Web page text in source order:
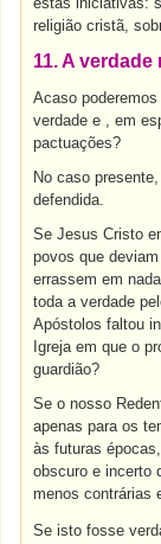
religião cristã,
11. A
Acaso
verdade e , em
pactuações?
No caso
defendida.
Se Jesus Cristo
povos que
errassem em
toda a verdade
Apóstolos faltou
Igreja em que o
guardião?
Se o nosso
apenas para os
às futuras
obscuro e incerto
menos contrárias
Se isto fosse